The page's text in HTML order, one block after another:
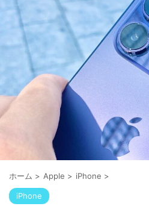
ホーム > Apple > iPhone >
iPhone